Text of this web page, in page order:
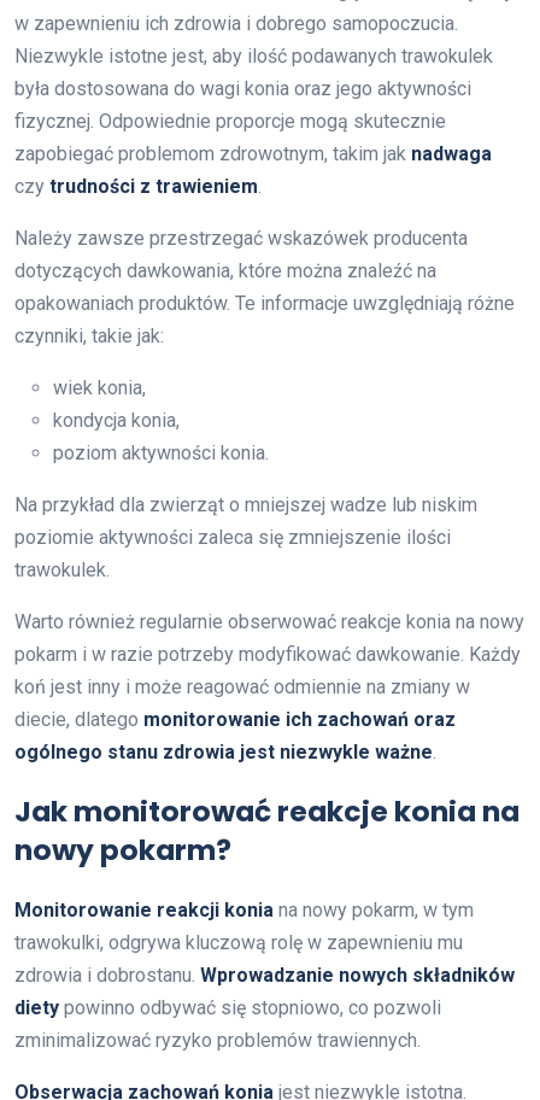
w zapewnieniu ich zdrowia i dobrego samopoczucia.
Niezwykle istotne jest, aby ilość podawanych trawokulek
była dostosowana do wagi konia oraz jego aktywności
fizycznej. Odpowiednie proporcje mogą skutecznie
zapobiegać problemom zdrowotnym, takim jak nadwaga
czy trudności z trawieniem.
Należy zawsze przestrzegać wskazówek producenta
dotyczących dawkowania, które można znaleźć na
opakowaniach produktów. Te informacje uwzględniają różne
czynniki, takie jak:
wiek konia,
kondycja konia,
poziom aktywności konia.
Na przykład dla zwierząt o mniejszej wadze lub niskim
poziomie aktywności zaleca się zmniejszenie ilości
trawokulek.
Warto również regularnie obserwować reakcje konia na nowy
pokarm i w razie potrzeby modyfikować dawkowanie. Każdy
koń jest inny i może reagować odmiennie na zmiany w
diecie, dlatego monitorowanie ich zachowań oraz
ogólnego stanu zdrowia jest niezwykle ważne.
Jak monitorować reakcje konia na
nowy pokarm?
Monitorowanie reakcji konia na nowy pokarm, w tym
trawokulki, odgrywa kluczową rolę w zapewnieniu mu
zdrowia i dobrostanu. Wprowadzanie nowych składników
diety powinno odbywać się stopniowo, co pozwoli
zminimalizować ryzyko problemów trawiennych.
Obserwacja zachowań konia jest niezwykle istotna.